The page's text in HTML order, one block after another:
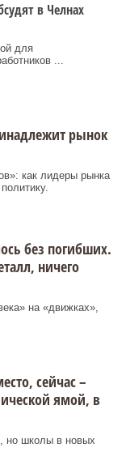
в Челнах
для
...
рынок
как лидеры рынка
без погибших.
ничего
на «движках»,
сейчас –
ямой, в
но школы в новых